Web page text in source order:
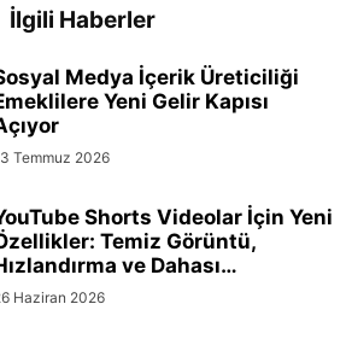
İlgili Haberler
Medya İçerik Üreticiliği
Yeni Gelir Kapısı
Temmuz 2026
Shorts Videolar İçin Yeni
Temiz Görüntü,
ve Dahası…
Haziran 2026